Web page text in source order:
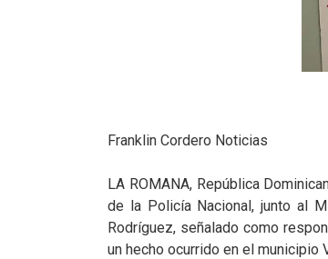
Franklin Cordero Noticias
LA ROMANA, República
de la Policía Nacional, junto al
Rodríguez, señalado como
un hecho ocurrido en el municipio